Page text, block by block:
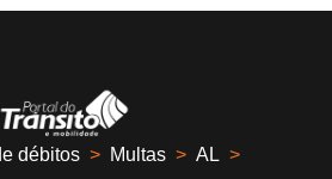
débitos > Multas > AL >